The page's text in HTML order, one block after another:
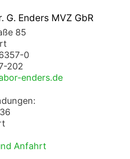
G. Enders MVZ GbR
85
0
202
enders.de
Anfahrt